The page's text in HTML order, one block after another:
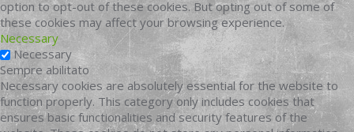
option to opt-out of these cookies. But opting out of some of
these cookies may affect your browsing experience.
Necessary
Necessary
Sempre abilitato
Necessary cookies are absolutely essential for the website to
function properly. This category only includes cookies that
ensures basic functionalities and security features of the